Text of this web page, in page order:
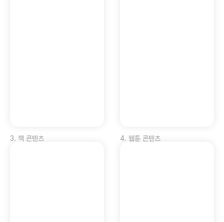
3. 책 콘텐츠 4. 웹툰 콘텐츠